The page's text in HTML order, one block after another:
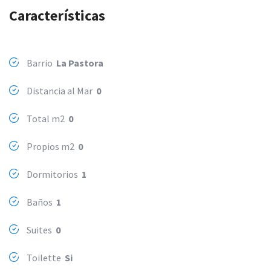
Características
Barrio La Pastora
Distancia al Mar 0
Total m2 0
Propios m2 0
Dormitorios 1
Baños 1
Suites 0
Toilette Si